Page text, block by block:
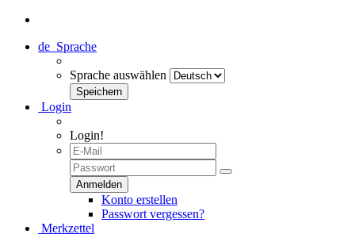
de Sprache
Sprache auswählen
Login
Login!
Konto erstellen
Passwort vergessen?
Merkzettel